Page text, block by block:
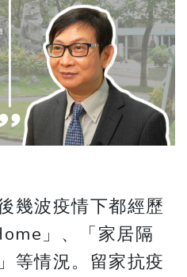
幾波疫情下都經歷
」、「家居隔
等情況。留家抗疫